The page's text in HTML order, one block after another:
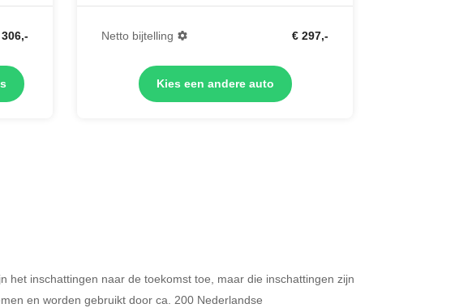
Netto bijtelling € 297,-
Kies een andere auto
Merken op basis van segment
het inschattingen naar de toekomst toe, maar die inschattingen zijn
en worden gebruikt door ca. 200 Nederlandse